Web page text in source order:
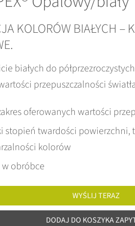
KOLORÓW BIAŁYCH –
białych do
przepuszczalności
oferowanych wartości
stopień twardości powierzchni,
kolorów
obróbce
WYŚLIJ TERAZ
DODAJ DO KOSZYKA